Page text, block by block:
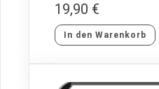
19,90 €
In den Warenkorb